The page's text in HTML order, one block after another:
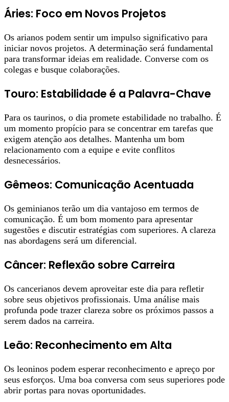
Áries: Foco em Novos Projetos
Os arianos podem sentir um impulso significativo para
iniciar novos projetos. A determinação será fundamental
para transformar ideias em realidade. Converse com os
colegas e busque colaborações.
Touro: Estabilidade é a Palavra-Chave
Para os taurinos, o dia promete estabilidade no trabalho. É
um momento propício para se concentrar em tarefas que
exigem atenção aos detalhes. Mantenha um bom
relacionamento com a equipe e evite conflitos
desnecessários.
Gêmeos: Comunicação Acentuada
Os geminianos terão um dia vantajoso em termos de
comunicação. É um bom momento para apresentar
sugestões e discutir estratégias com superiores. A clareza
nas abordagens será um diferencial.
Câncer: Reflexão sobre Carreira
Os cancerianos devem aproveitar este dia para refletir
sobre seus objetivos profissionais. Uma análise mais
profunda pode trazer clareza sobre os próximos passos a
serem dados na carreira.
Leão: Reconhecimento em Alta
Os leoninos podem esperar reconhecimento e apreço por
seus esforços. Uma boa conversa com seus superiores pode
abrir portas para novas oportunidades.